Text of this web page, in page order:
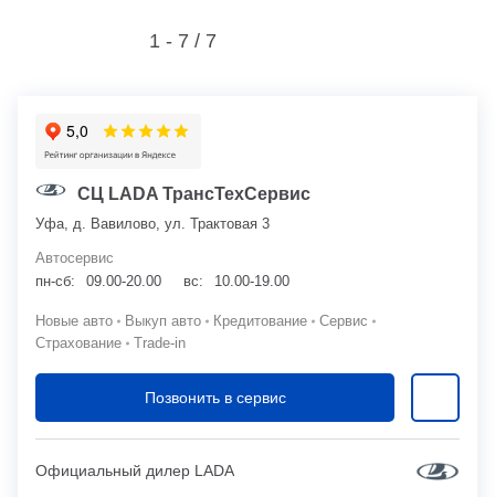
1 - 7 / 7
СЦ LADA ТрансТехСервис
Уфа, д. Вавилово, ул. Трактовая 3
Автосервис
пн-сб:
09.00-20.00 вс: 10.00-19.00
Новые авто Выкуп авто Кредитование
Сервис
Страхование
Trade-in
Позвонить в сервис
Официальный дилер LADA